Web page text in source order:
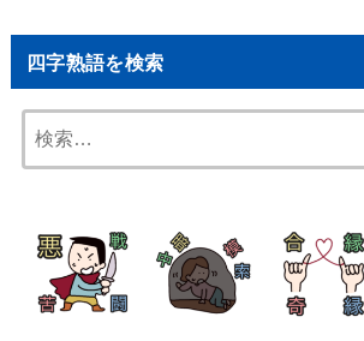
四字熟語を検索
索: